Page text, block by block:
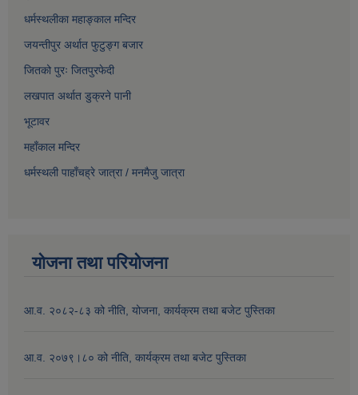
धर्मस्थलीका महाङ्काल मन्दिर
जयन्तीपुर अर्थात फुटुङ्ग बजार
जितको पुरः जितपुरफेदी
लखपात अर्थात डुक्रने पानी
भूटावर
महाँकाल मन्दिर
धर्मस्थली पाहाँचह्रे जात्रा / मनमैजु जात्रा
योजना तथा परियोजना
आ.व. २०८२-८३ को नीति, योजना, कार्यक्रम तथा बजेट पुस्तिका
आ.व. २०७९।८० को नीति, कार्यक्रम तथा बजेट पुस्तिका